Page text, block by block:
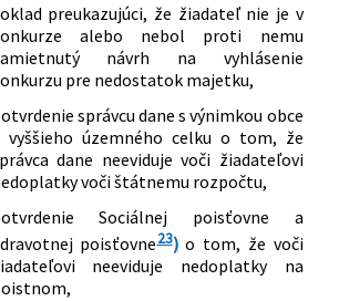
preukazujúci, že žiadateľ nie je v
alebo nebol proti nemu
návrh na vyhlásenie
pre nedostatok majetku,
správcu dane s výnimkou obce
vyššieho územného celku o tom, že
dane neeviduje voči žiadateľovi
voči štátnemu rozpočtu,
Sociálnej poisťovne a
poisťovne23)o tom, že voči
neeviduje nedoplatky na